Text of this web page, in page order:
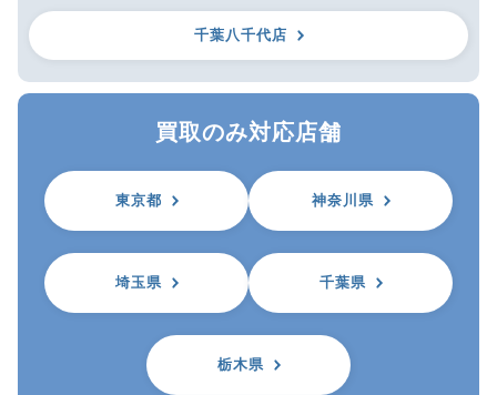
千葉八千代店
買取のみ対応店舗
東京都 神奈川県
埼玉県 千葉県
栃木県